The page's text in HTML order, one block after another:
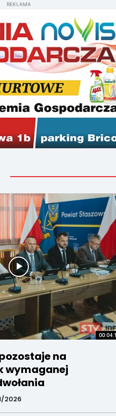
REKLAMA
na
wymaganej
2026